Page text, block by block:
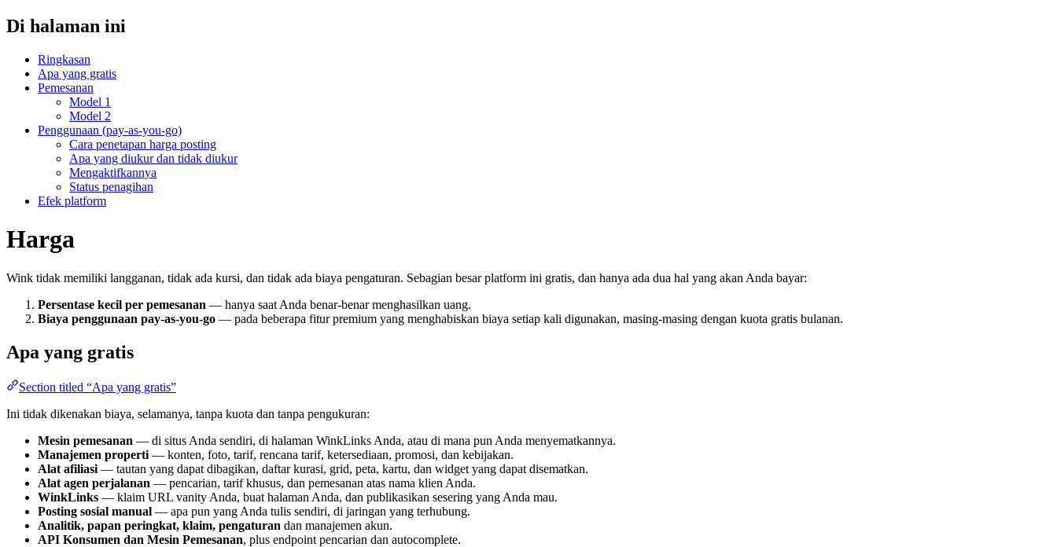
Di halaman ini
Ringkasan
Apa yang gratis
Pemesanan
Model 1
Model 2
Penggunaan (pay-as-you-go)
Cara penetapan harga posting
Apa yang diukur dan tidak diukur
Mengaktifkannya
Status penagihan
Efek platform
Harga
Wink tidak memiliki langganan, tidak ada kursi, dan tidak ada biaya pengaturan. Sebagian besar platform ini gratis, dan hanya ada dua hal yang akan Anda bayar:
Persentase kecil per pemesanan — hanya saat Anda benar-benar menghasilkan uang.
Biaya penggunaan pay-as-you-go — pada beberapa fitur premium yang menghabiskan biaya setiap kali digunakan, masing-masing dengan kuota gratis bulanan.
Apa yang gratis
Section titled “Apa yang gratis”
Ini tidak dikenakan biaya, selamanya, tanpa kuota dan tanpa pengukuran:
Mesin pemesanan — di situs Anda sendiri, di halaman WinkLinks Anda, atau di mana pun Anda menyematkannya.
Manajemen properti — konten, foto, tarif, rencana tarif, ketersediaan, promosi, dan kebijakan.
Alat afiliasi — tautan yang dapat dibagikan, daftar kurasi, grid, peta, kartu, dan widget yang dapat disematkan.
Alat agen perjalanan — pencarian, tarif khusus, dan pemesanan atas nama klien Anda.
WinkLinks — klaim URL vanity Anda, buat halaman Anda, dan publikasikan sesering yang Anda mau.
Posting sosial manual — apa pun yang Anda tulis sendiri, di jaringan yang terhubung.
Analitik, papan peringkat, klaim, pengaturan dan manajemen akun.
API Konsumen dan Mesin Pemesanan, plus endpoint pencarian dan autocomplete.